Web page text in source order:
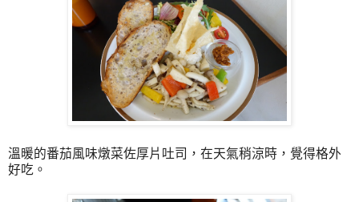
溫暖的番茄風味燉菜佐厚片吐司，在天氣稍涼時，覺得格外
好吃。